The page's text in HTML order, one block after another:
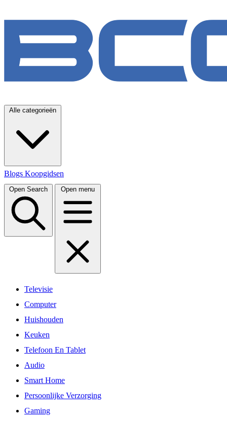
Alle categorieën
Blogs Koopgidsen
Open Search Open menu
Televisie
Computer
Huishouden
Keuken
Telefoon En Tablet
Audio
Smart Home
Persoonlijke Verzorging
Gaming